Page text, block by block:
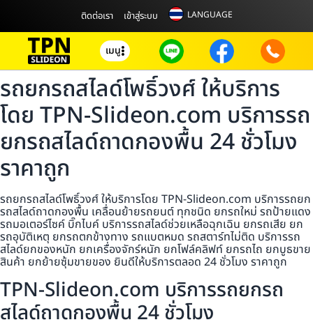
ติดต่อเรา เข้าสู่ระบบ LANGUAGE
เมนู
รถยกรถสไลด์โพธิ์วงศ์ ให้บริการ
โดย TPN-Slideon.com บริการรถ
ยกรถสไลด์ถาดกองพื้น 24 ชั่วโมง
ราคาถูก
รถยกรถสไลด์โพธิ์วงศ์ ให้บริการโดย TPN-Slideon.com บริการรถยก
รถสไลด์ถาดกองพื้น เคลื่อนย้ายรถยนต์ ทุกชนิด ยกรถใหม่ รถป้ายแดง
รถมอเตอร์ไซค์ บิ๊กไบค์ บริการรถสไลด์ช่วยเหลือฉุกเฉิน ยกรถเสีย ยก
รถอุบัติเหตุ ยกรถตกข้างทาง รถแบตหมด รถสตาร์ทไม่ติด บริการรถ
สไลด์ยกของหนัก ยกเครื่องจักร์หนัก ยกโฟล์คลิฟท์ ยกรถไถ ยกบูธขาย
สินค้า ยกย้ายซุ้มขายของ ยินดีให้บริการตลอด 24 ชั่วโมง ราคาถูก
TPN-Slideon.com บริการรถยกรถ
สไลด์ถาดกองพื้น 24 ชั่วโมง